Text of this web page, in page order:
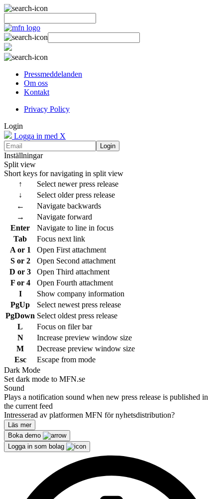
Pressmeddelanden
Om oss
Kontakt
Privacy Policy
Login
Logga in med X
Login
Inställningar
Split view
Short keys for navigating in split view
↑
Select newer press release
↓
Select older press release
←
Navigate backwards
→
Navigate forward
Enter
Navigate to line in focus
Tab
Focus next link
A or 1
Open First attachment
S or 2
Open Second attachment
D or 3
Open Third attachment
F or 4
Open Fourth attachment
I
Show company information
PgUp
Select newest press release
PgDown Select oldest press release
L
Focus on filer bar
N
Increase preview window size
M
Decrease preview window size
Esc
Escape from mode
Dark Mode
Set dark mode to MFN.se
Sound
Plays a notification sound when new press release is published in
the current feed
Intresserad av platformen MFN för nyhetsdistribution?
Läs mer
Boka demo
Logga in som bolag